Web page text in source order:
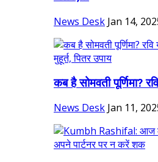
News Desk Jan 14,
कब है सोमवती पूर्णिमा?
News Desk Jan 11,